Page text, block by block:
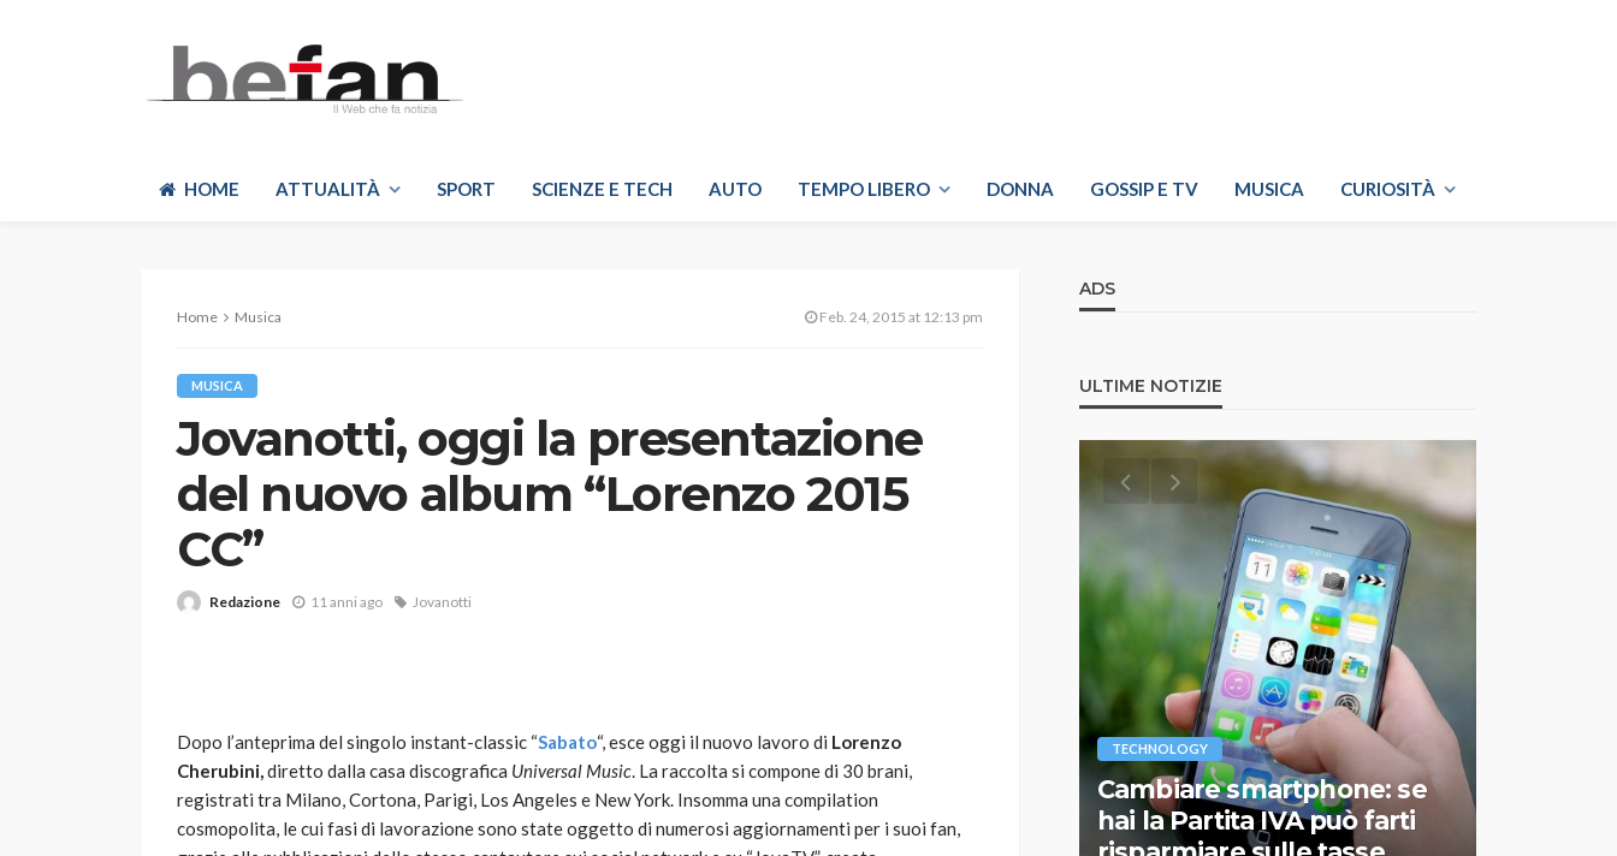
HOME ATTUALITÀ SPORT SCIENZE E TECH AUTO TEMPO LIBERO DONNA GOSSIP E TV MUSICA CURIOSITÀ
Home Musica Feb. 24, 2015 at 12:13 pm
MUSICA
Jovanotti, oggi la presentazione
del nuovo album “Lorenzo 2015
CC”
Redazione 11 anni ago Jovanotti
Dopo l’anteprima del singolo instant-classic “Sabato“, esce oggi il nuovo lavoro di Lorenzo
Cherubini,diretto dalla casa discografica Universal Music. La raccolta si compone di 30 brani,
registrati tra Milano, Cortona, Parigi, Los Angeles e New York. Insomma una compilation
cosmopolita, le cui fasi di lavorazione sono state oggetto di numerosi aggiornamenti per i suoi fan,
ADS
ULTIME NOTIZIE
VARIE
Robot tagliaerba: quale
Davis: tennis mondiale e
passione per
l’automobilismo
TECHNOLOGY
Cambiare smartphone: se
hai la Partita IVA può farti